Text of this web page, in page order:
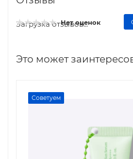
Нет оценок
Загрузка отзывов...
Это может
Советуем